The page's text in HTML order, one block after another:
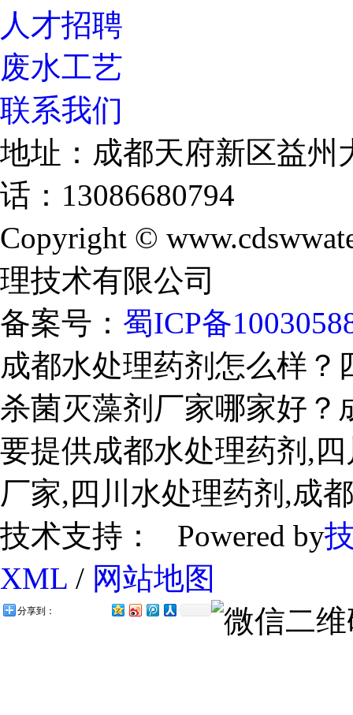
人才招聘
废水工艺
联系我们
地址：成都天府新区益
话：13086680794
Copyright ©
理技术有限公司
备案号： 蜀ICP备
成都水处理药剂怎么样
杀菌灭藻剂厂家哪家好
要提供成都水处理药剂,
厂家,四川水处理药剂,成
技术支持： Powered by
XML / 网站地图
分享到：